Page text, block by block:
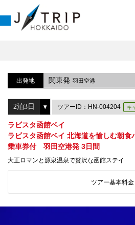
出発地 関東発 羽田空港
ツアーID：HN-004204 キ
ラビスタ函館ベイ
ラビスタ函館ベイ 北海道を愉しむ朝食
乗車券付 羽田空港発 3日間
大正ロマンと源泉温泉で贅沢な函館ステイ
ツアー基本料金